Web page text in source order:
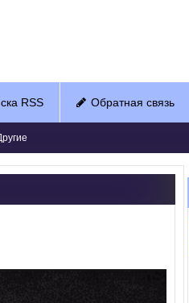
RSS Обратная связь